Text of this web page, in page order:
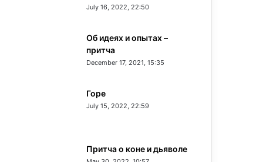
July 16, 2022, 22:50
Об идеях и опытах –
притча
December 17, 2021, 15:35
Горе
July 15, 2022, 22:59
Притча о коне и дьяволе